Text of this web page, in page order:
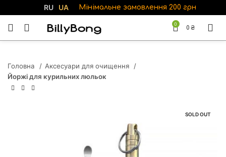
RU UA Мінімальне замовлення 200 грн
0
0 ₴
Головна
Аксесуари для очищення
Йоржі для курильних люльок
SOLD OUT